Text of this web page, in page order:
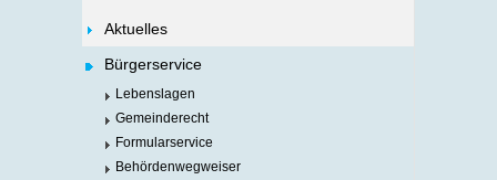
Aktuelles
Bürgerservice
Lebenslagen
Gemeinderecht
Formularservice
Behördenwegweiser